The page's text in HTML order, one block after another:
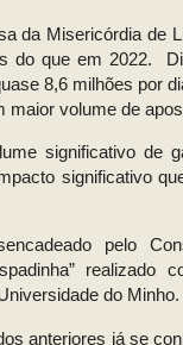
da Misericórdia de
do que em 2022.
8,6 milhões por
maior volume de
significativo de
significativo
pelo
realizado
do Minho.
anteriores já se